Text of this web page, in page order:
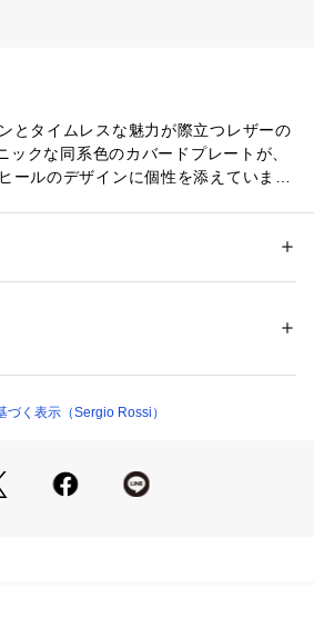
とタイムレスな魅力が際立つレザーの
クな同系色のカバードプレートが、
ールのデザインに個性を添えていま
プ）
く表示（Sergio Rossi）